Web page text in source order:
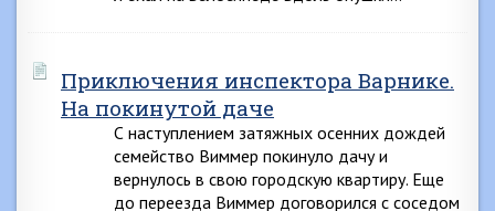
Приключения инспектора Варнике.
На покинутой даче
С наступлением затяжных осенних дождей
семейство Виммер покинуло дачу и
вернулось в свою городскую квартиру. Еще
до переезда Виммер договорился с соседом